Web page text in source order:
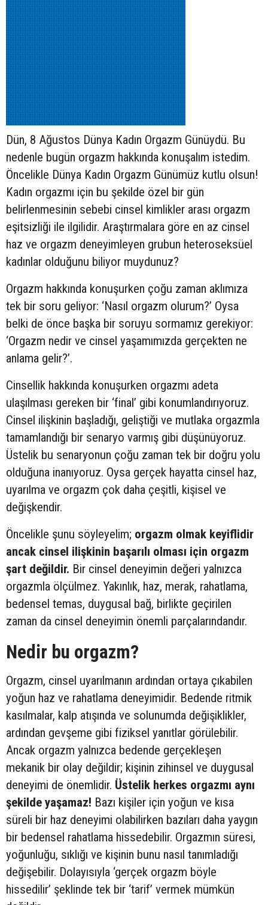
Dün, 8 Ağustos Dünya Kadın Orgazm Günüydü. Bu
nedenle bugün orgazm hakkında konuşalım istedim.
Öncelikle Dünya Kadın Orgazm Günümüz kutlu olsun!
Kadın orgazmı için bu şekilde özel bir gün
belirlenmesinin sebebi cinsel kimlikler arası orgazm
eşitsizliği ile ilgilidir. Araştırmalara göre en az cinsel
haz ve orgazm deneyimleyen grubun heteroseksüel
kadınlar olduğunu biliyor muydunuz?
Orgazm hakkında konuşurken çoğu zaman aklımıza
tek bir soru geliyor: ‘Nasıl orgazm olurum?’ Oysa
belki de önce başka bir soruyu sormamız gerekiyor:
‘Orgazm nedir ve cinsel yaşamımızda gerçekten ne
anlama gelir?’.
Cinsellik hakkında konuşurken orgazmı adeta
ulaşılması gereken bir ‘final’ gibi konumlandırıyoruz.
Cinsel ilişkinin başladığı, geliştiği ve mutlaka orgazmla
tamamlandığı bir senaryo varmış gibi düşünüyoruz.
Üstelik bu senaryonun çoğu zaman tek bir doğru yolu
olduğuna inanıyoruz. Oysa gerçek hayatta cinsel haz,
uyarılma ve orgazm çok daha çeşitli, kişisel ve
değişkendir.
Öncelikle şunu söyleyelim; orgazm olmak keyiflidir
ancak cinsel ilişkinin başarılı olması için orgazm
şart değildir. Bir cinsel deneyimin değeri yalnızca
orgazmla ölçülmez. Yakınlık, haz, merak, rahatlama,
bedensel temas, duygusal bağ, birlikte geçirilen
zaman da cinsel deneyimin önemli parçalarındandır.
Nedir bu orgazm?
Orgazm, cinsel uyarılmanın ardından ortaya çıkabilen
yoğun haz ve rahatlama deneyimidir. Bedende ritmik
kasılmalar, kalp atışında ve solunumda değişiklikler,
ardından gevşeme gibi fiziksel yanıtlar görülebilir.
Ancak orgazm yalnızca bedende gerçekleşen
mekanik bir olay değildir; kişinin zihinsel ve duygusal
deneyimi de önemlidir. Üstelik herkes orgazmı aynı
şekilde yaşamaz! Bazı kişiler için yoğun ve kısa
süreli bir haz deneyimi olabilirken bazıları daha yaygın
bir bedensel rahatlama hissedebilir. Orgazmın süresi,
yoğunluğu, sıklığı ve kişinin bunu nasıl tanımladığı
değişebilir. Dolayısıyla ‘gerçek orgazm böyle
hissedilir’ şeklinde tek bir ‘tarif’ vermek mümkün